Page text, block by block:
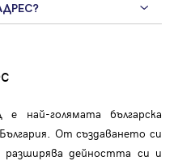
голямата българска
От създаването си
дейността си и